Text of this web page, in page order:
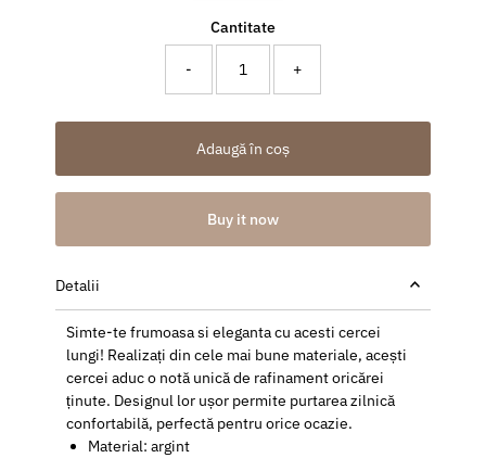
Cantitate
- +
Adaugă în coș
Buy it now
Detalii
Simte-te frumoasa si eleganta cu acesti cercei
lungi! Realizați din cele mai bune materiale, acești
cercei aduc o notă unică de rafinament oricărei
ținute. Designul lor ușor permite purtarea zilnică
confortabilă, perfectă pentru orice ocazie.
Material: argint